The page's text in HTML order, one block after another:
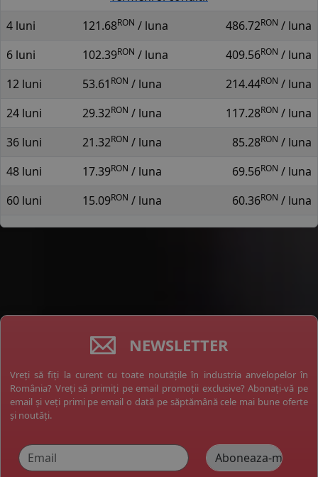
4 luni
121.68RON / luna 486.72RON / luna
6 luni
102.39RON / luna 409.56RON / luna
12 luni
53.61 RON / luna 214.44RON / luna
24 luni
29.32RON / luna 117.28RON / luna
36 luni
21.32RON / luna 85.28RON / luna
48 luni
17.39RON / luna 69.56RON / luna
60 luni
15.09RON / luna 60.36RON / luna
NEWSLETTER
Vreți să fiți la curent cu toate noutățile în industria anvelopelor în
România? Vreți să primiți pe email promoții exclusive? Abonați-vă pe
email și veți primi pe email o dată pe săptămână cele mai bune oferte
și noutăți.